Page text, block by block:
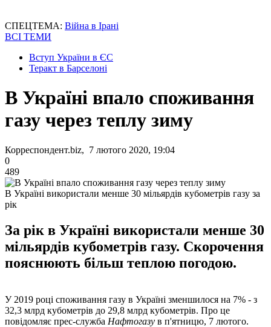
СПЕЦТЕМА: Війна в Ірані
ВСІ ТЕМИ
Вступ України в ЄС
Теракт в Барселоні
В Україні впало споживання
газу через теплу зиму
Корреспондент.biz, 7 лютого 2020, 19:04
0
489
В Україні використали менше 30 мільярдів кубометрів газу за
рік
За рік в Україні використали менше 30
мільярдів кубометрів газу. Скорочення
пояснюють більш теплою погодою.
У 2019 році споживання газу в Україні зменшилося на 7% - з
32,3 млрд кубометрів до 29,8 млрд кубометрів. Про це
повідомляє прес-служба Нафтогазу в п'ятницю, 7 лютого.